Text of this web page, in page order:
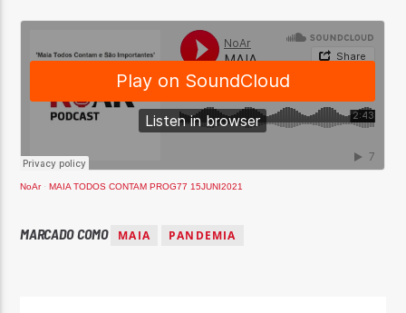
NoAr·MAIA TODOS CONTAM PROG77 15JUNI2021
MARCADO COMO MAIA PANDEMIA